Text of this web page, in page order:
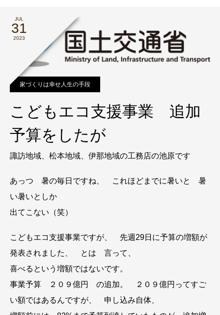
JUL
31
2023
家づくりは幸せ人生の手段
こどもエコ支援事業 追加
予算をしたが
諏訪地域、松本地域、伊那地域の工務店の池原です
あっつ 暑の毎日ですね、 これほどまでに暑いと 暑
い暑いとしか
出てこない（笑）
こどもエコ支援事業ですが、 先週29日に予算の増額が
発表されました、 とは 言って、
喜べるという増額ではないです。
事業予算 ２０９億円 の追加。 ２０９億円ってすご
い額ではあるんですが、 申し込み自体、